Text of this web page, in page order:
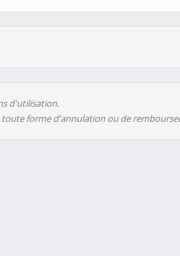
d'utilisation.
toute forme d'annulation ou de